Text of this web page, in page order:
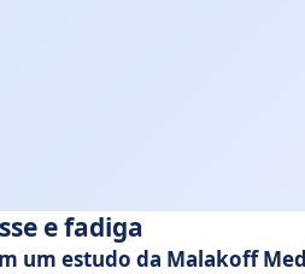
e fadiga
um estudo da Malakoff